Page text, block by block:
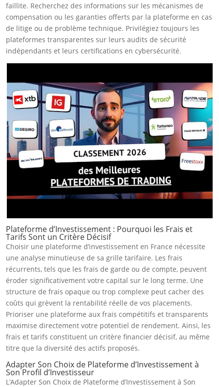
faillite. Recherchez des informations sur les mécanismes de
compensation ou les garanties offerts par la plateforme en cas
de litige ou de problème technique. Privilégiez toujours les
plateformes transparentes sur leurs audits de sécurité
indépendants et leurs certifications en cybersécurité.
Plateforme d’Investissement : Pourquoi les Frais et
Tarifs Sont un Critère Décisif
Choisir une plateforme d’investissement en France nécessite
une analyse minutieuse de sa grille tarifaire. Les frais
récurrents, tels que les frais de garde ou de compte, peuvent
éroder significativement votre capital sur le long terme. Une
structure de frais opaque ou trop complexe peut cacher des
coûts qui grèvent la rentabilité réelle de vos placements.
Prioriser une plateforme aux frais compétitifs et transparents
maximise directement votre potentiel de rendement. Ainsi, les
frais et tarifs constituent un critère financier décisif, au même
titre que la diversité des actifs proposés.
Adapter Son Choix de Plateforme d’Investissement à
Son Profil d’Investisseur
L’Adapter Son Choix de Plateforme d’Investissement à Son